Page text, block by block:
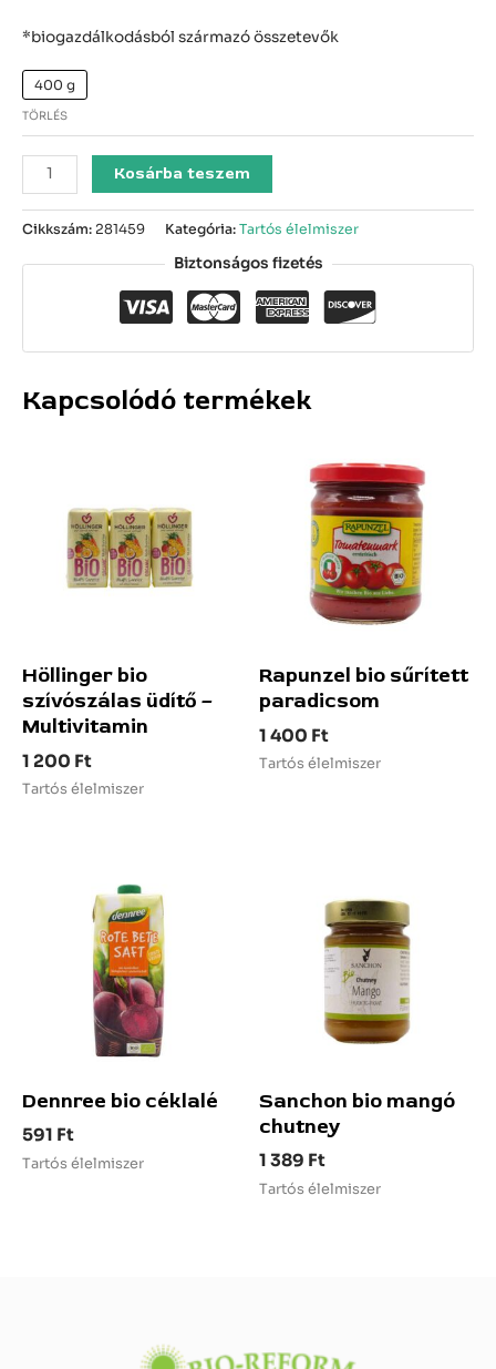
*biogazdálkodásból származó összetevők
400 g
TÖRLÉS
Kosárba teszem
Cikkszám: 281459 Kategória:Tartós élelmiszer
Biztonságos fizetés
Kapcsolódó termékek
Höllinger bio
szívószálas üdítő –
Multivitamin
1 200 Ft
Tartós élelmiszer
Rapunzel bio sűrített
paradicsom
1 400 Ft
Tartós élelmiszer
Dennree bio céklalé
591 Ft
Tartós élelmiszer
Sanchon bio mangó
chutney
1 389 Ft
Tartós élelmiszer